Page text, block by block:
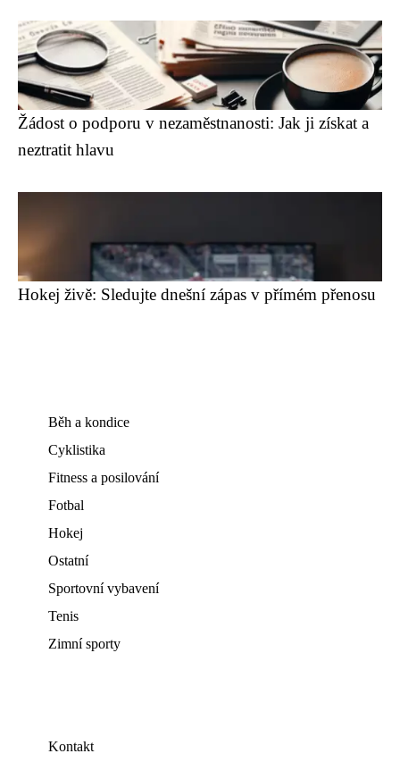
Žádost o podporu v nezaměstnanosti: Jak ji získat a
neztratit hlavu
Hokej živě: Sledujte dnešní zápas v přímém přenosu
Běh a kondice
Cyklistika
Fitness a posilování
Fotbal
Hokej
Ostatní
Sportovní vybavení
Tenis
Zimní sporty
Kontakt